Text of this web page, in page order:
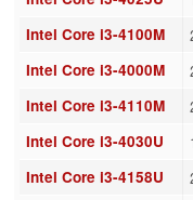
Intel Core i3-4100M
Intel Core i3-4000M
Intel Core i3-4110M
Intel Core i3-4030U
Intel Core i3-4158U